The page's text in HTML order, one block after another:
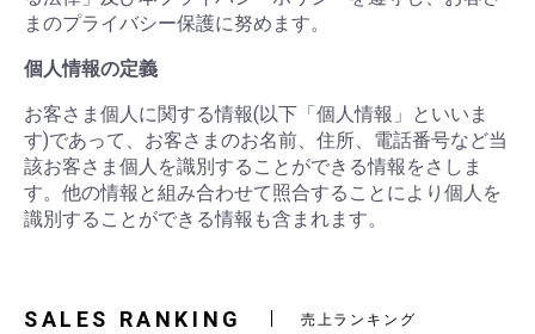
まのプライバシー保護に努めます。
個人情報の定義
お客さま個人に関する情報(以下「個人情報」といいま
す)であって、お客さまのお名前、住所、電話番号など当
該お客さま個人を識別することができる情報をさしま
す。他の情報と組み合わせて照合することにより個人を
識別することができる情報も含まれます。
SALES RANKING 売上ランキング